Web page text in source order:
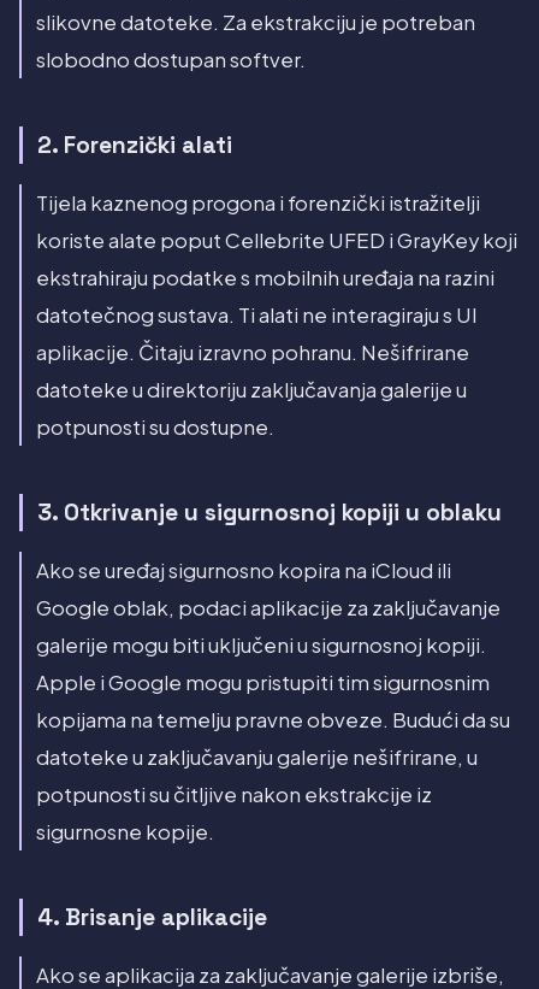
slikovne datoteke. Za ekstrakciju je potreban
slobodno dostupan softver.
2. Forenzički alati
Tijela kaznenog progona i forenzički istražitelji
koriste alate poput Cellebrite UFED i GrayKey koji
ekstrahiraju podatke s mobilnih uređaja na razini
datotečnog sustava. Ti alati ne interagiraju s UI
aplikacije. Čitaju izravno pohranu. Nešifrirane
datoteke u direktoriju zaključavanja galerije u
potpunosti su dostupne.
3. Otkrivanje u sigurnosnoj kopiji u oblaku
Ako se uređaj sigurnosno kopira na iCloud ili
Google oblak, podaci aplikacije za zaključavanje
galerije mogu biti uključeni u sigurnosnoj kopiji.
Apple i Google mogu pristupiti tim sigurnosnim
kopijama na temelju pravne obveze. Budući da su
datoteke u zaključavanju galerije nešifrirane, u
potpunosti su čitljive nakon ekstrakcije iz
sigurnosne kopije.
4. Brisanje aplikacije
Ako se aplikacija za zaključavanje galerije izbriše,